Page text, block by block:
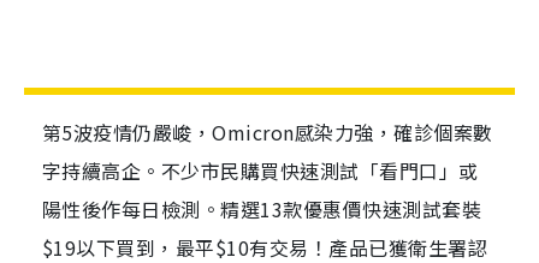
第5波疫情仍嚴峻，Omicron感染力強，確診個案數
字持續高企。不少市民購買快速測試「看門口」或
陽性後作每日檢測。精選13款優惠價快速測試套裝
$19以下買到，最平$10有交易！產品已獲衛生署認